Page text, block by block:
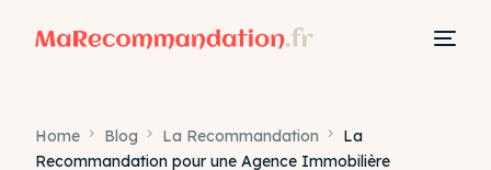
Home Blog La Recommandation
La
Recommandation pour une Agence Immobilière